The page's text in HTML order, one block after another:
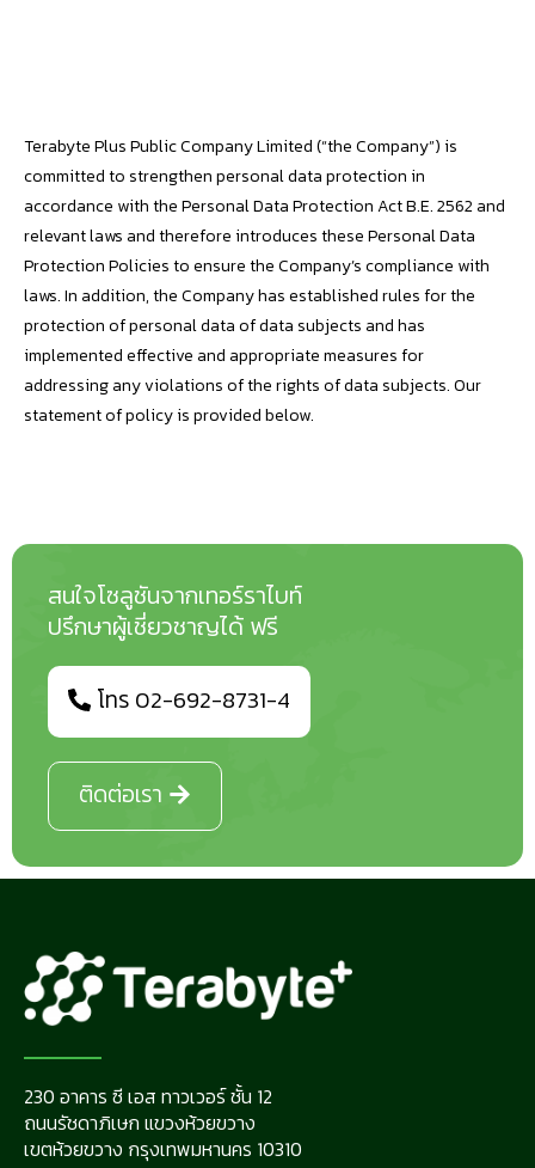
Terabyte Plus Public Company Limited (“the Company”) is
committed to strengthen personal data protection in
accordance with the Personal Data Protection Act B.E. 2562 and
relevant laws and therefore introduces these Personal Data
Protection Policies to ensure the Company’s compliance with
laws. In addition, the Company has established rules for the
protection of personal data of data subjects and has
implemented effective and appropriate measures for
addressing any violations of the rights of data subjects. Our
statement of policy is provided below.
สนใจโซลูชันจากเทอร์ราไบท์
ปรึกษาผู้เชี่ยวชาญได้ ฟรี
โทร 02-692-8731-4
ติดต่อเรา
230 อาคาร ซี เอส ทาวเวอร์ ชั้น 12
ถนนรัชดาภิเษก แขวงห้วยขวาง
เขตห้วยขวาง กรุงเทพมหานคร 10310